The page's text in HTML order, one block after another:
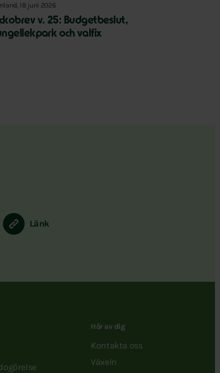
18 juni 2026
v. 25: Budgetbeslut,
och valfix
Länk
Hör av dig
Kontakta oss
Växeln